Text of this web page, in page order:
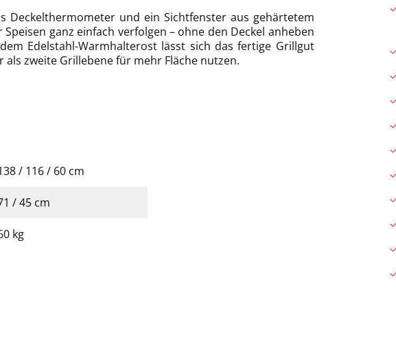
Deckelthermometer und ein Sichtfenster aus gehärtetem
ganz einfach verfolgen – ohne den Deckel anheben
Edelstahl-Warmhalterost lässt sich das fertige Grillgut
zweite Grillebene für mehr Fläche nutzen.
/ 116 / 60 cm
/ 45 cm
kg